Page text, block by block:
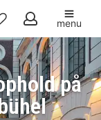
Mine
menu
på